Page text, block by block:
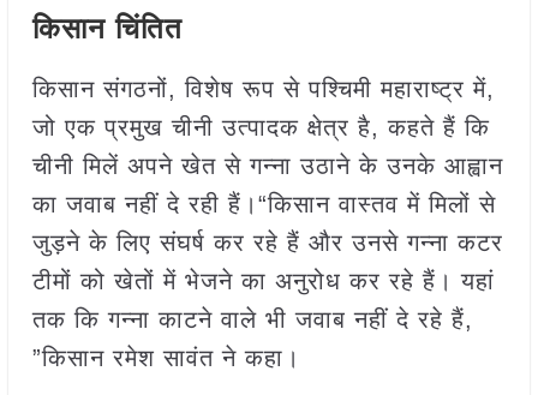
किसान चिंतित
किसान संगठनों, विशेष रूप से पश्चिमी महाराष्ट्र में,
जो एक प्रमुख चीनी उत्पादक क्षेत्र है, कहते हैं कि
चीनी मिलें अपने खेत से गन्ना उठाने के उनके आह्वान
का जवाब नहीं दे रही हैं।“किसान वास्तव में मिलों से
जुड़ने के लिए संघर्ष कर रहे हैं और उनसे गन्ना कटर
टीमों को खेतों में भेजने का अनुरोध कर रहे हैं। यहां
तक ​​कि गन्ना काटने वाले भी जवाब नहीं दे रहे हैं,
”किसान रमेश सावंत ने कहा।